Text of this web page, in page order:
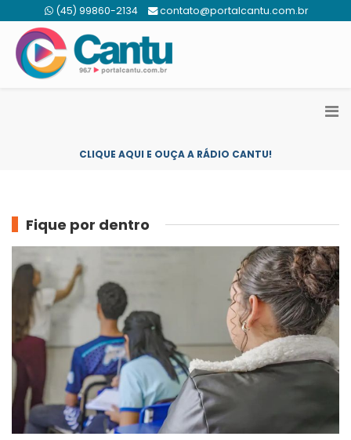
(45) 99860-2134 contato@portalcantu.com.br
CLIQUE AQUI E OUÇA A RÁDIO CANTU!
Fique por dentro